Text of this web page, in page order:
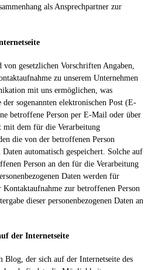
als Ansprechpartner zur
gesetzlichen Vorschriften Angaben,
zu unserem Unternehmen
mit uns ermöglichen, was
sogenannten elektronischen Post (E-
betroffene Person per E-Mail oder über
dem für die Verarbeitung
die von der betroffenen Person
automatisch gespeichert. Solche auf
Person an den für die Verarbeitung
Daten werden für
zur betroffenen Person
dieser personenbezogenen Daten an
der Internetseite
Blog, der sich auf der Internetseite des